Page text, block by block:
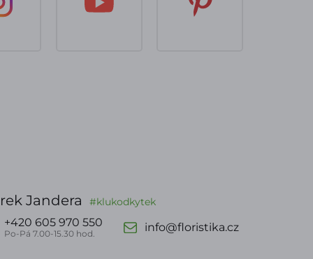
Jandera #klukodkytek
+420 605 970 550
Po-Pá 7.00-15.30 hod. info@floristika.cz